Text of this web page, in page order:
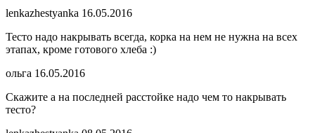
lenkazhestyanka 16.05.2016
Тесто надо накрывать всегда, корка на нем не нужна на всех
этапах, кроме готового хлеба :)
ольга 16.05.2016
Скажите а на последней расстойке надо чем то накрывать
тесто?